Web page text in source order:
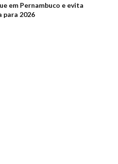
em Pernambuco e evita
para 2026